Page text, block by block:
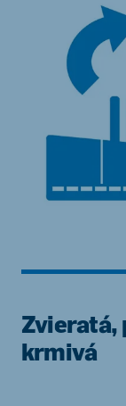
Zvieratá,
krmivá